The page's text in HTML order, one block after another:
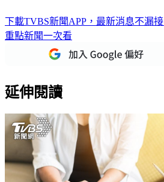
下載TVBS新聞APP，最新消息不漏接
重點新聞一次看
延伸閱讀